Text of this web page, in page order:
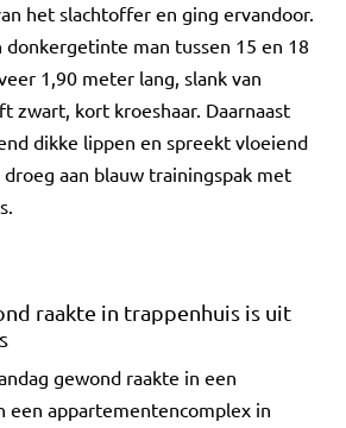
het slachtoffer en ging ervandoor.
donkergetinte man tussen 15 en 18
1,90 meter lang, slank van
zwart, kort kroeshaar. Daarnaast
dikke lippen en spreekt vloeiend
aan blauw trainingspak met
raakte in trappenhuis is uit
gewond raakte in een
een appartementencomplex in